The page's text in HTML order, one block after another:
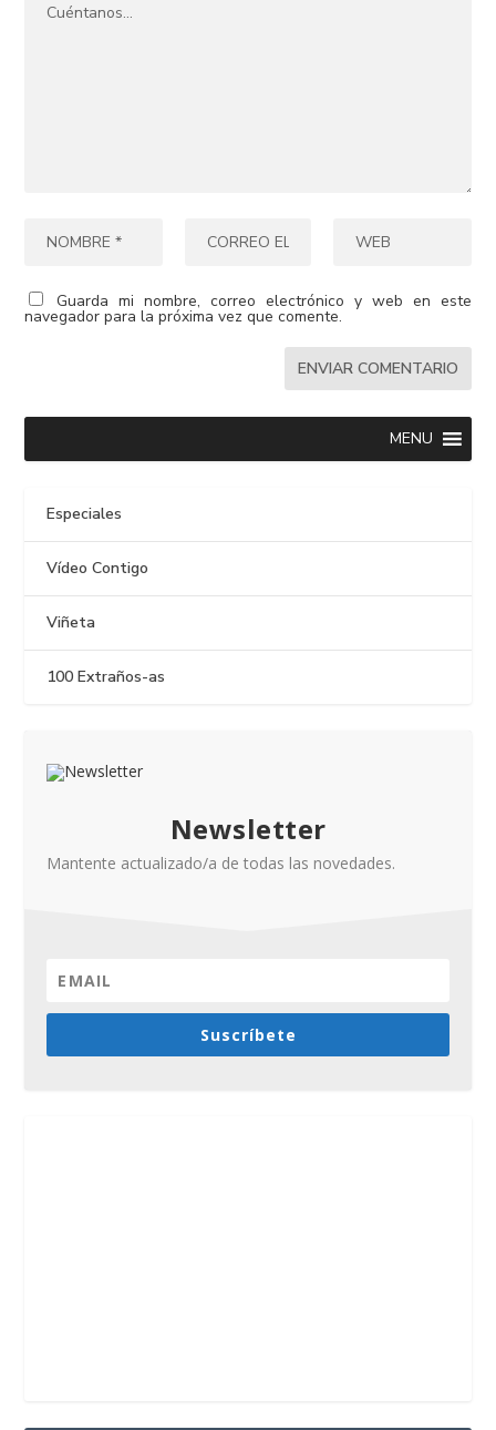
Guarda mi nombre, correo electrónico y web en este
navegador para la próxima vez que comente.
MENU
Especiales
Vídeo Contigo
Viñeta
100 Extraños-as
Newsletter
Mantente actualizado/a de todas las novedades.
Suscríbete